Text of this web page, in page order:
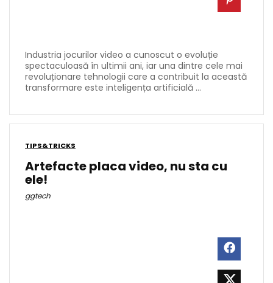
Industria jocurilor video a cunoscut o evoluție
spectaculoasă în ultimii ani, iar una dintre cele mai
revoluționare tehnologii care a contribuit la această
transformare este inteligența artificială ...
TIPS&TRICKS
Artefacte placa video, nu sta cu
ele!
ggtech